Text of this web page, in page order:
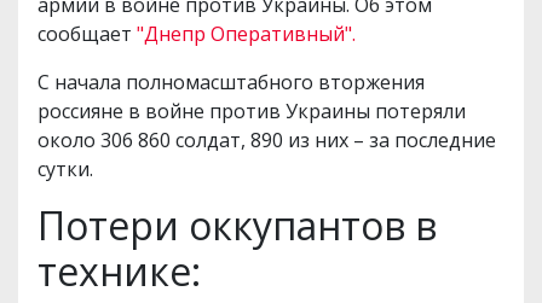
сообщает "Днепр Оперативный".
С начала полномасштабного вторжения
россияне в войне против Украины потеряли
около 306 860 солдат, 890 из них – за последние
сутки.
Потери оккупантов в
технике: